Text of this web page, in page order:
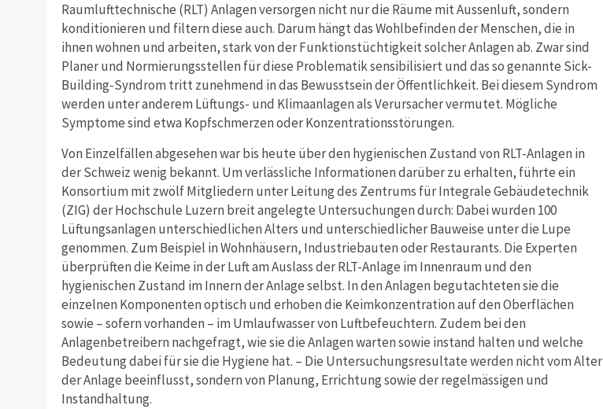
Raumlufttechnische (RLT) Anlagen versorgen nicht nur die Räume mit Aussenluft, sondern
konditionieren und filtern diese auch. Darum hängt das Wohlbefinden der Menschen, die in
ihnen wohnen und arbeiten, stark von der Funktionstüchtigkeit solcher Anlagen ab. Zwar sind
Planer und Normierungsstellen für diese Problematik sensibilisiert und das so genannte Sick-
Building-Syndrom tritt zunehmend in das Bewusstsein der Öffentlichkeit. Bei diesem Syndrom
werden unter anderem Lüftungs- und Klimaanlagen als Verursacher vermutet. Mögliche
Symptome sind etwa Kopfschmerzen oder Konzentrationsstörungen.
Von Einzelfällen abgesehen war bis heute über den hygienischen Zustand von RLT-Anlagen in
der Schweiz wenig bekannt. Um verlässliche Informationen darüber zu erhalten, führte ein
Konsortium mit zwölf Mitgliedern unter Leitung des Zentrums für Integrale Gebäudetechnik
(ZIG) der Hochschule Luzern breit angelegte Untersuchungen durch: Dabei wurden 100
Lüftungsanlagen unterschiedlichen Alters und unterschiedlicher Bauweise unter die Lupe
genommen. Zum Beispiel in Wohnhäusern, Industriebauten oder Restaurants. Die Experten
überprüften die Keime in der Luft am Auslass der RLT-Anlage im Innenraum und den
hygienischen Zustand im Innern der Anlage selbst. In den Anlagen begutachteten sie die
einzelnen Komponenten optisch und erhoben die Keimkonzentration auf den Oberflächen
sowie – sofern vorhanden – im Umlaufwasser von Luftbefeuchtern. Zudem bei den
Anlagenbetreibern nachgefragt, wie sie die Anlagen warten sowie instand halten und welche
Bedeutung dabei für sie die Hygiene hat. – Die Untersuchungsresultate werden nicht vom Alter
der Anlage beeinflusst, sondern von Planung, Errichtung sowie der regelmässigen und
Instandhaltung.